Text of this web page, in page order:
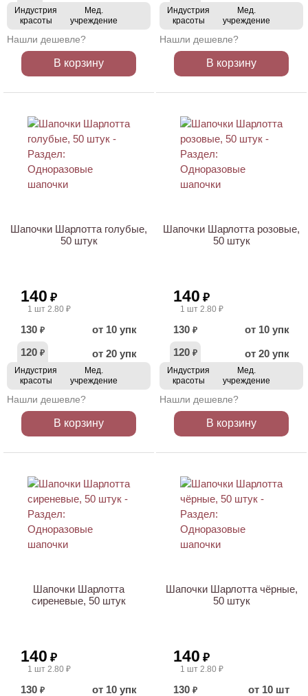
Индустрия
красоты
Мед.
учреждение
Нашли дешевле?
В корзину
Индустрия
красоты
Мед.
учреждение
Нашли дешевле?
В корзину
Шапочки Шарлотта голубые,
50 штук
140 ₽
1 шт 2.80 ₽
130 ₽
от 10 упк
120 ₽ от 20 упк
Индустрия
красоты
Мед.
учреждение
Нашли дешевле?
В корзину
Шапочки Шарлотта розовые,
50 штук
140 ₽
1 шт 2.80 ₽
130 ₽
от 10 упк
120 ₽ от 20 упк
Индустрия
красоты
Мед.
учреждение
Нашли дешевле?
В корзину
Шапочки Шарлотта
сиреневые, 50 штук
140 ₽
1 шт 2.80 ₽
130 ₽
от 10 упк
Шапочки Шарлотта чёрные,
50 штук
140 ₽
1 шт 2.80 ₽
130 ₽
от 10 шт